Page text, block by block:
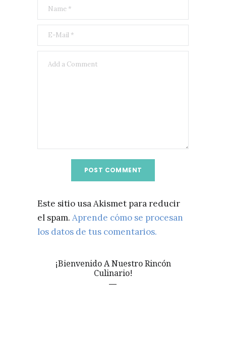
Este sitio usa Akismet para reducir
el spam. Aprende cómo se procesan
los datos de tus comentarios.
¡Bienvenido A Nuestro Rincón
Culinario!